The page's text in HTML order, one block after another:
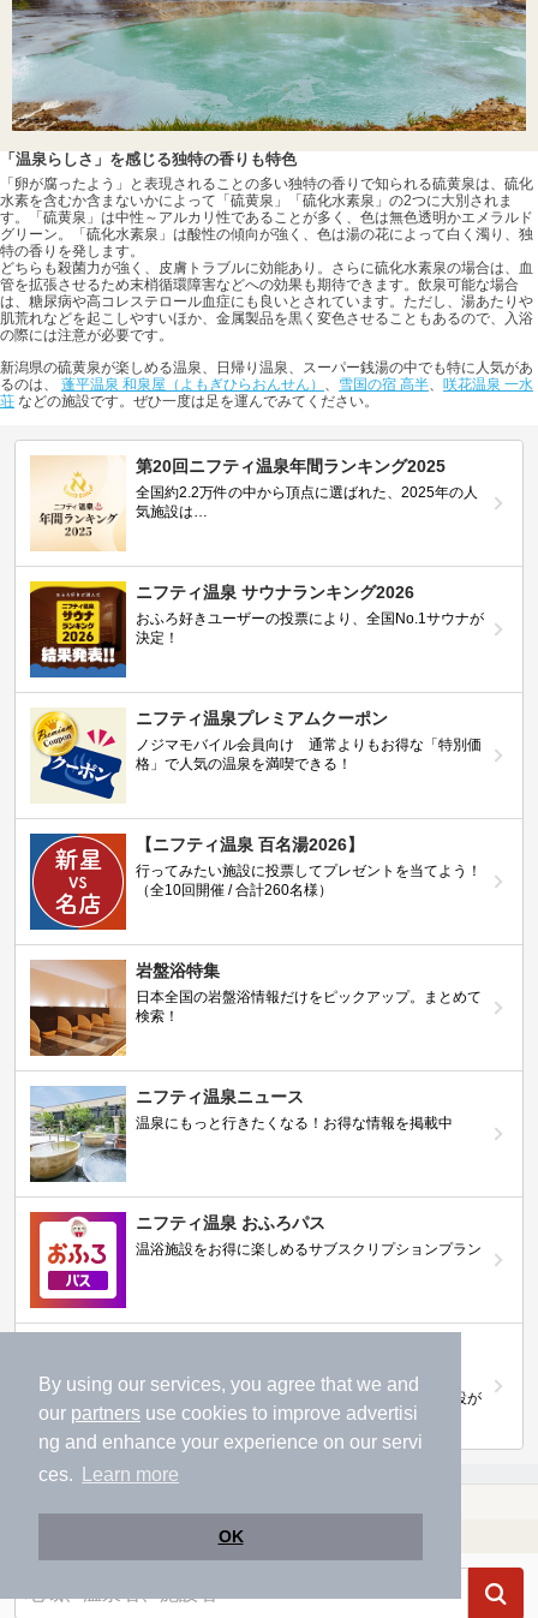
By using our services, you agree that we and
our partners use cookies to improve advertisi
ng and enhance your experience on our servi
ces.
Learn more
OK
「温泉らしさ」を感じる独特の香りも特色
「卵が腐ったよう」と表現されることの多い独特の香りで知られる硫黄泉は、硫化
水素を含むか含まないかによって「硫黄泉」「硫化水素泉」の2つに大別されま
す。「硫黄泉」は中性～アルカリ性であることが多く、色は無色透明かエメラルド
グリーン。「硫化水素泉」は酸性の傾向が強く、色は湯の花によって白く濁り、独
特の香りを発します。
どちらも殺菌力が強く、皮膚トラブルに効能あり。さらに硫化水素泉の場合は、血
管を拡張させるため末梢循環障害などへの効果も期待できます。飲泉可能な場合
は、糖尿病や高コレステロール血症にも良いとされています。ただし、湯あたりや
肌荒れなどを起こしやすいほか、金属製品を黒く変色させることもあるので、入浴
の際には注意が必要です。
新潟県の硫黄泉が楽しめる温泉、日帰り温泉、スーパー銭湯の中でも特に人気があ
るのは、 蓬平温泉 和泉屋（よもぎひらおんせん） 、 雪国の宿 高半、 咲花温泉 一水
荘 などの施設です。ぜひ一度は足を運んでみてください。
第20回ニフティ温泉年間ランキング2025
全国約2.2万件の中から頂点に選ばれた、2025年の人
気施設は…
ニフティ温泉 サウナランキング2026
おふろ好きユーザーの投票により、全国No.1サウナが
決定！
ニフティ温泉プレミアムクーポン
ノジマモバイル会員向け 通常よりもお得な「特別価
格」で人気の温泉を満喫できる！
【ニフティ温泉 百名湯2026】
行ってみたい施設に投票してプレゼントを当てよう！
（全10回開催 / 合計260名様）
岩盤浴特集
日本全国の岩盤浴情報だけをピックアップ。まとめて
検索！
ニフティ温泉ニュース
温泉にもっと行きたくなる！お得な情報を掲載中
ニフティ温泉 おふろパス
温浴施設をお得に楽しめるサブスクリプションプラン
株主優待制度で人気の温浴施設に行こう！対象施設が
拡充されました！